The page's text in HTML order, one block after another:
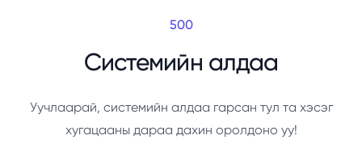
500
Системийн алдаа
Уучлаарай, системийн алдаа гарсан тул та хэсэг
хугацааны дараа дахин оролдоно уу!